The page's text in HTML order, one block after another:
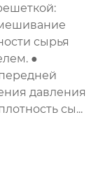
сырья
●
давления
сы...